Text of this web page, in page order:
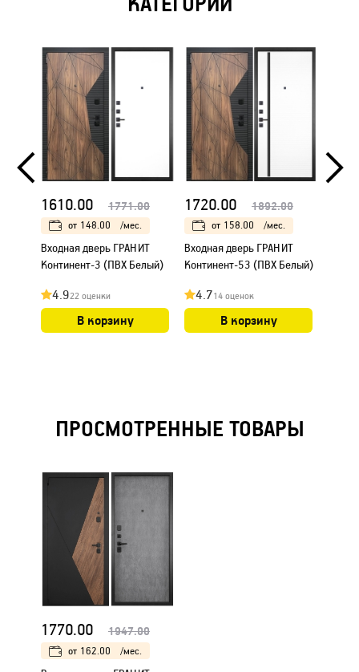
1610.00 1771.00
от 148.00 /мес.
Входная дверь ГРАНИТ
Континент-3 (ПВХ Белый)
4.922 оценки
В корзину
1720.00 1892.00
от 158.00 /мес.
Входная дверь ГРАНИТ
Континент-53 (ПВХ Белый)
4.714 оценок
В корзину
ПРОСМОТРЕННЫЕ ТОВАРЫ
1770.00 1947.00
от 162.00 /мес.